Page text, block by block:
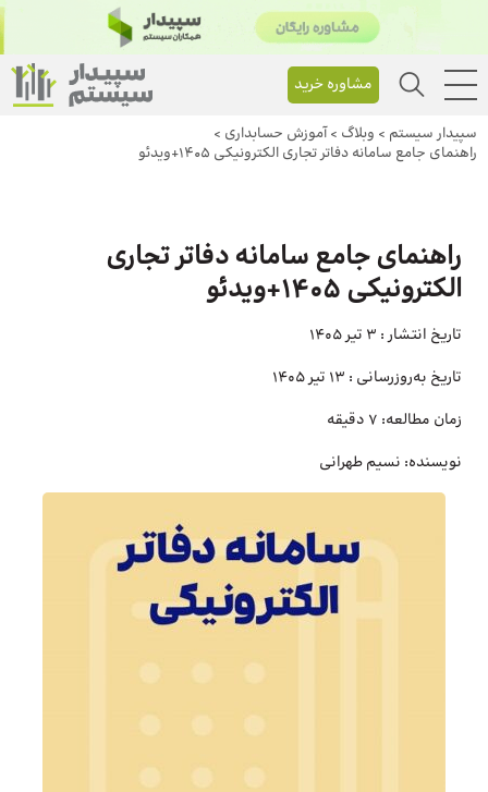
مشاوره خرید
سپیدار سیستم > وبلاگ >آموزش حسابداری >
راهنمای جامع سامانه دفاتر تجاری الکترونیکی 1405+ویدئو
راهنمای جامع سامانه دفاتر تجاری
الکترونیکی 1405+ویدئو
تاریخ انتشار : 3 تیر 1405
تاریخ به‌روزرسانی : 13 تیر 1405
زمان مطالعه: 7 دقیقه
نویسنده: نسیم طهرانی